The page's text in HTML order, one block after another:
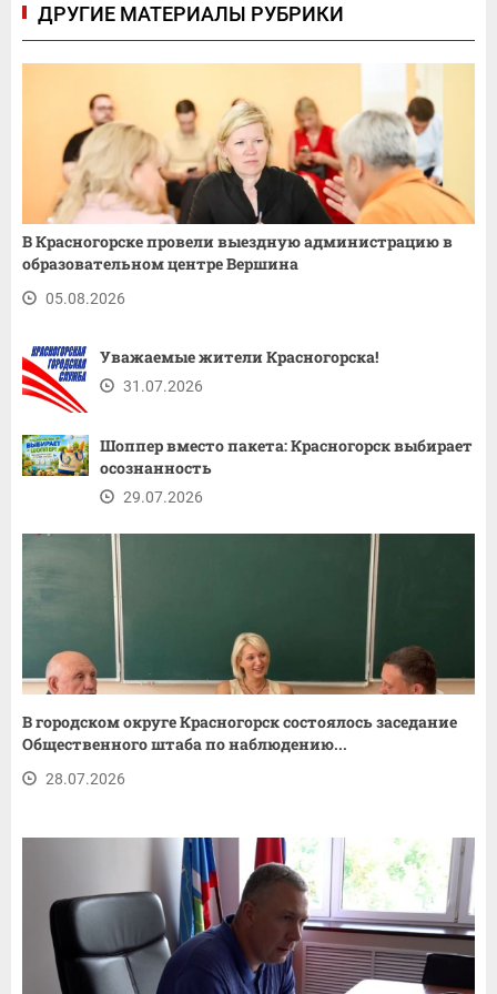
ДРУГИЕ МАТЕРИАЛЫ РУБРИКИ
В Красногорске провели выездную администрацию в
образовательном центре Вершина
05.08.2026
Уважаемые жители Красногорска!
31.07.2026
Шоппер вместо пакета: Красногорск выбирает
осознанность
29.07.2026
В городском округе Красногорск состоялось заседание
Общественного штаба по наблюдению...
28.07.2026